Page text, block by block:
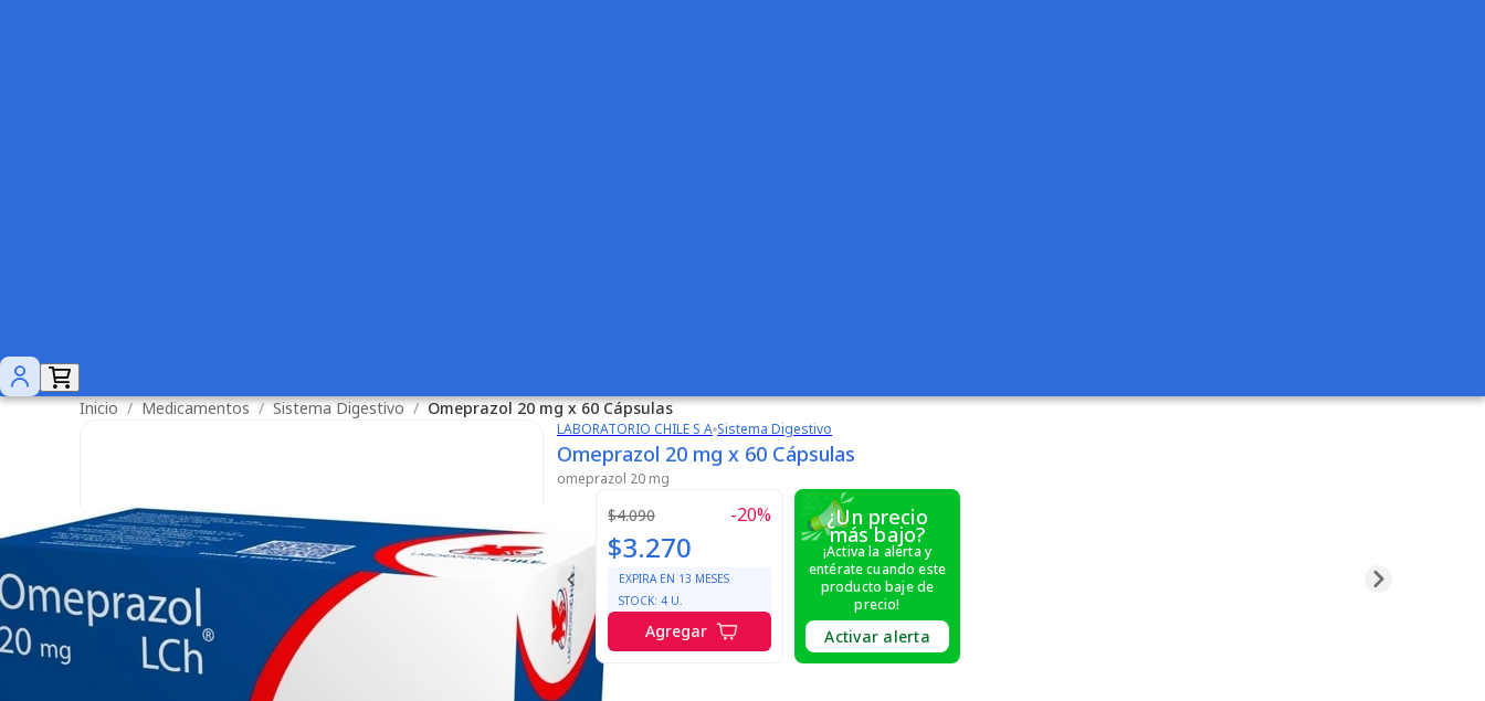
Inicio / Medicamentos / Sistema Digestivo / Omeprazol 20 mg x 60 Cápsulas
LABORATORIO CHILE S A Sistema Digestivo
Omeprazol 20 mg x 60 Cápsulas
omeprazol 20 mg
$4.090 -20%
$3.270
EXPIRA EN 13 MESES
STOCK: 4 U.
Agregar
¿Un precio
más bajo?
¡Activa la alerta y
entérate cuando este
producto baje de
precio!
Activar alerta